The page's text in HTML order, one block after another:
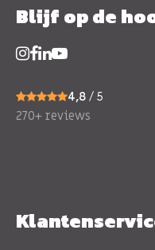
Blijf op de
4,8 / 5
270+ reviews